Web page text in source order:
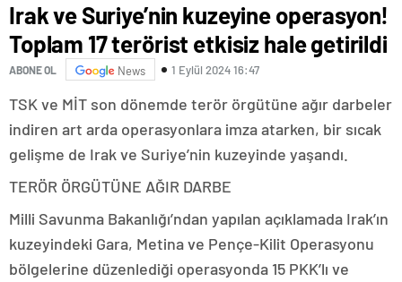
Irak ve Suriye’nin kuzeyine operasyon!
Toplam 17 terörist etkisiz hale getirildi
ABONE OL News 1 Eylül 2024 16:47
TSK ve MİT son dönemde terör örgütüne ağır darbeler
indiren art arda operasyonlara imza atarken, bir sıcak
gelişme de Irak ve Suriye’nin kuzeyinde yaşandı.
TERÖR ÖRGÜTÜNE AĞIR DARBE
Milli Savunma Bakanlığı’ndan yapılan açıklamada Irak’ın
kuzeyindeki Gara, Metina ve Pençe-Kilit Operasyonu
bölgelerine düzenlediği operasyonda 15 PKK’lı ve